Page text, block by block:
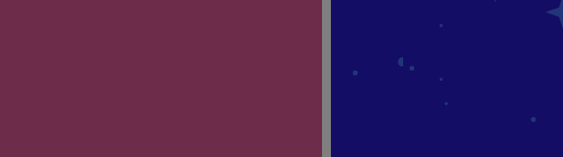
groep 4
groep 5